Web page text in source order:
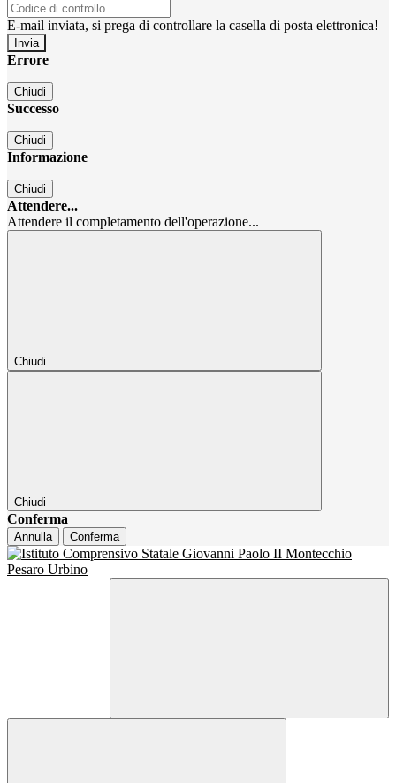
E-mail inviata, si prega di controllare la casella di posta elettronica!
Errore
Chiudi
Successo
Chiudi
Informazione
Chiudi
Attendere...
Attendere il completamento dell'operazione...
Chiudi
Chiudi
Conferma
Annulla Conferma